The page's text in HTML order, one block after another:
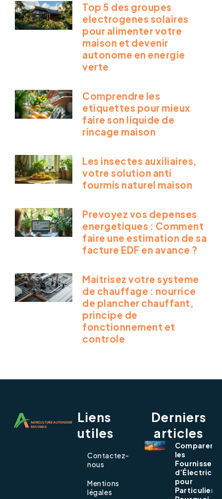
Top 5 des groupes
electrogenes solaires
pour alimenter votre
maison et devenir
autonome en energie
verte
Comprendre les
etiquettes pour mieux
faire son liquide de
rincage maison
Les insectes auxiliaires,
votre solution anti
fourmis naturel maison
Prevoyez vos depenses
energetiques : Comment
faire une estimation de sa
facture EDF en avance ?
Maitrisez votre systeme
de chauffage : nourrice
de plancher chauffant,
principe de
fonctionnement et
controle
Derniers
articles
Comparer
les
d’Électricité
pour
Particuliers :
Liens
utiles
Contactez-
nous
Mentions
légales